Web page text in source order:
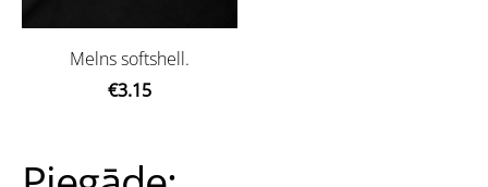
Melns softshell.
€3.15